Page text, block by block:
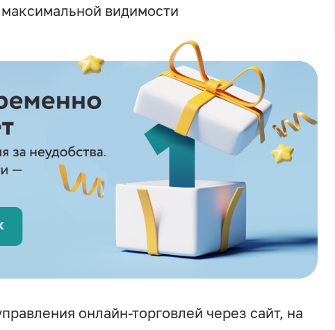
видимости
онлайн-торговлей через сайт, на